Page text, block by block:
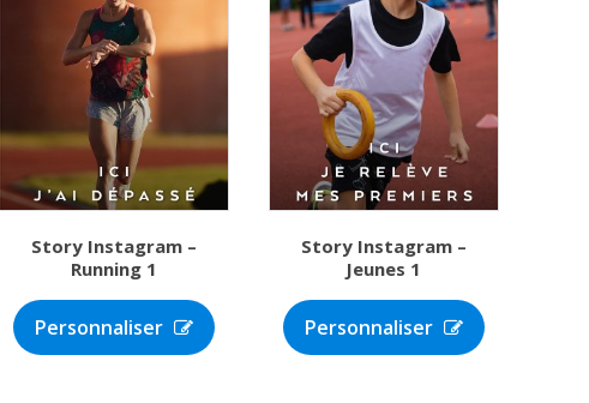
Story Instagram –
Running 1
Personnaliser
Story Instagram –
Jeunes 1
Personnaliser